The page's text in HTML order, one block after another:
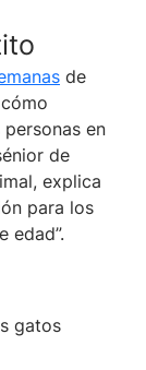
de
en
de
explica
para los
edad”.
gatos